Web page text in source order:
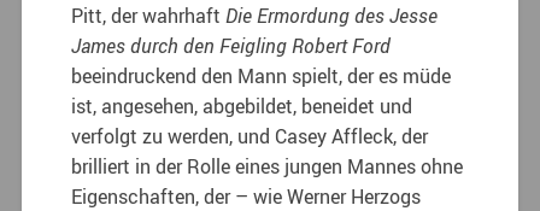
Pitt, der wahrhaftDie Ermordung des Jesse
James durch den Feigling Robert Ford
beeindruckend den Mann spielt, der es müde
ist, angesehen, abgebildet, beneidet und
verfolgt zu werden, und Casey Affleck, der
brilliert in der Rolle eines jungen Mannes ohne
Eigenschaften, der – wie Werner Herzogs